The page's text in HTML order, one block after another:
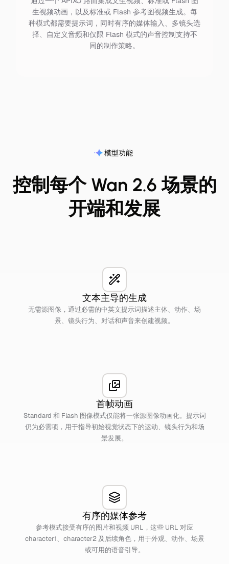
生视频动画，以及标准或 Flash 参考图视频生成。每
种模式都需要提示词，同时有序的媒体输入、多镜头选
择、自定义音频和仅限 Flash 模式的声音控制支持不
同的制作策略。
模型功能
控制每个 Wan 2.6 场景的
开端和发展
文本主导的生成
无需源图像，通过必需的中英文提示词描述主体、动作、场
景、镜头行为、对话和声音来创建视频。
首帧动画
Standard 和 Flash 图像模式仅能将一张源图像动画化。提示词
仍为必需项，用于指导初始视觉状态下的运动、镜头行为和场
景发展。
有序的媒体参考
参考模式接受有序的图片和视频 URL，这些 URL 对应
character1、character2 及后续角色，用于外观、动作、场景
或可用的语音引导。